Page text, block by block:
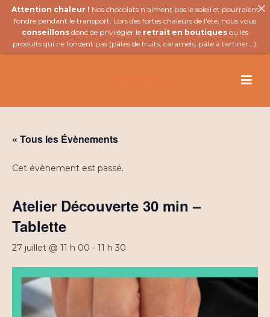
« Tous les Évènements
Cet évènement est passé.
Atelier Découverte 30 min –
Tablette
27 juillet @ 11 h 00 - 11 h 30
Attention chaleur ! Nos chocolats n'aiment pas le soleil et pourraient
fondre pendant le transport. Lors des fortes chaleurs de l'été, nous vous
conseillons donc de privilégier le retrait en boutiques ou les
produits qui ne fondent pas (pâtes de fruits, caramels, pâte à tartiner...).